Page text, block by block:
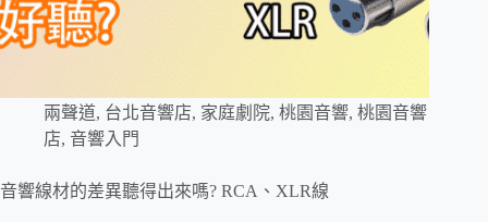
兩聲道, 台北音響店, 家庭劇院, 桃園音響, 桃園音響
店, 音響入門
音響線材的差異聽得出來嗎? RCA、XLR線